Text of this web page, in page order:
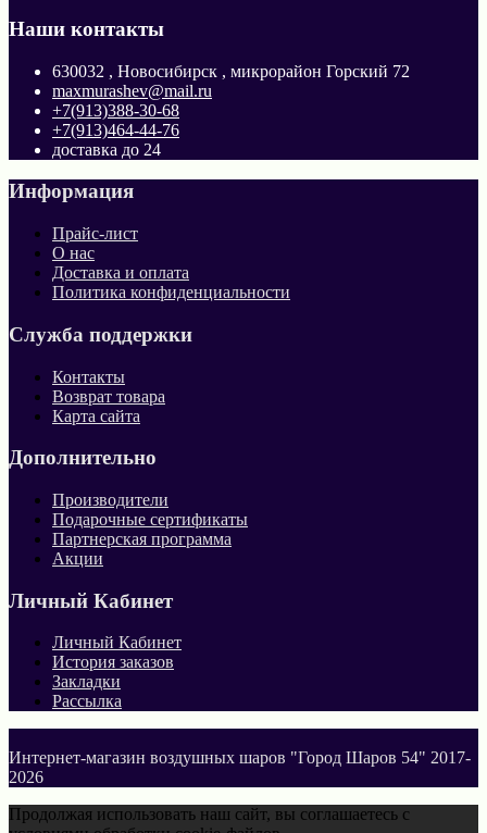
Наши контакты
630032 , Новосибирск , микрорайон Горский 72
maxmurashev@mail.ru
+7(913)388-30-68
+7(913)464-44-76
доставка до 24
Информация
Прайс-лист
О нас
Доставка и оплата
Политика конфиденциальности
Служба поддержки
Контакты
Возврат товара
Карта сайта
Дополнительно
Производители
Подарочные сертификаты
Партнерская программа
Акции
Личный Кабинет
Личный Кабинет
История заказов
Закладки
Рассылка
Интернет-магазин воздушных шаров "Город Шаров 54" 2017-
2026
Продолжая использовать наш сайт, вы соглашаетесь с